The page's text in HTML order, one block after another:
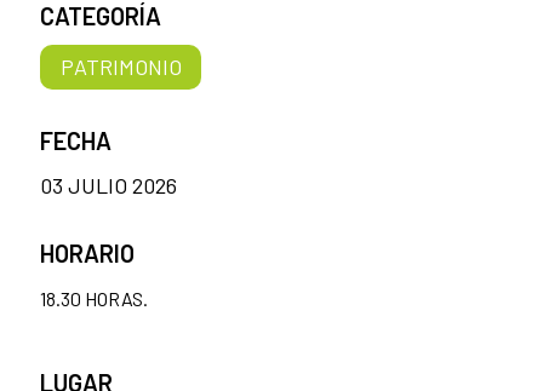
CATEGORÍA
PATRIMONIO
FECHA
03 JULIO 2026
HORARIO
18.30 HORAS.
LUGAR